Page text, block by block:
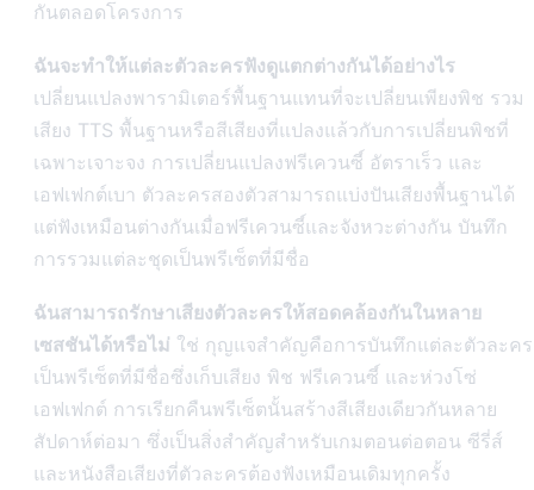
กันตลอดโครงการ
ฉันจะทำให้แต่ละตัวละครฟังดูแตกต่างกันได้อย่างไร
เปลี่ยนแปลงพารามิเตอร์พื้นฐานแทนที่จะเปลี่ยนเพียงพิช รวม
เสียง TTS พื้นฐานหรือสีเสียงที่แปลงแล้วกับการเปลี่ยนพิชที่
เฉพาะเจาะจง การเปลี่ยนแปลงฟรีเควนซี์ อัตราเร็ว และ
เอฟเฟกต์เบา ตัวละครสองตัวสามารถแบ่งปันเสียงพื้นฐานได้
แต่ฟังเหมือนต่างกันเมื่อฟรีเควนซี์และจังหวะต่างกัน บันทึก
การรวมแต่ละชุดเป็นพรีเซ็ตที่มีชื่อ
ฉันสามารถรักษาเสียงตัวละครให้สอดคล้องกันในหลาย
เซสชันได้หรือไม่ ใช่ กุญแจสำคัญคือการบันทึกแต่ละตัวละคร
เป็นพรีเซ็ตที่มีชื่อซึ่งเก็บเสียง พิช ฟรีเควนซี์ และห่วงโซ่
เอฟเฟกต์ การเรียกคืนพรีเซ็ตนั้นสร้างสีเสียงเดียวกันหลาย
สัปดาห์ต่อมา ซึ่งเป็นสิ่งสำคัญสำหรับเกมตอนต่อตอน ซีรี่ส์
และหนังสือเสียงที่ตัวละครต้องฟังเหมือนเดิมทุกครั้ง